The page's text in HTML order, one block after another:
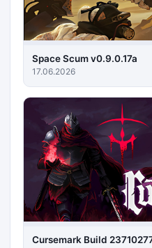
Space Scum v0.9.0.17a
17.06.2026
Cursemark Build